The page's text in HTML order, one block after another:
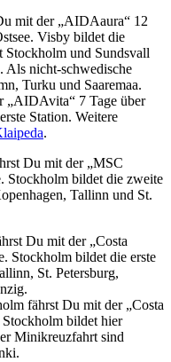
mit der „AIDAaura“ 12
Visby bildet die
Stockholm und Sundsvall
Als nicht-schwedische
Turku und Saaremaa.
„AIDAvita“ 7 Tage über
Station. Weitere
.
Du mit der „MSC
Stockholm bildet die zweite
Tallinn und St.
Du mit der „Costa
Stockholm bildet die erste
St. Petersburg,
fährst Du mit der „Costa
Stockholm bildet hier
Minikreuzfahrt sind